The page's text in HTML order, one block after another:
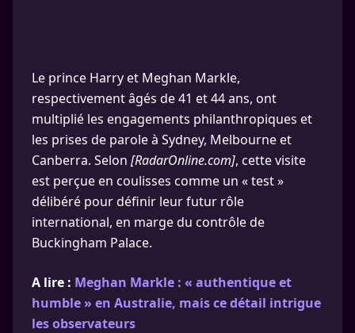
Le prince Harry et Meghan Markle,
respectivement âgés de 41 et 44 ans, ont
multiplié les engagements philanthropiques et
les prises de parole à Sydney, Melbourne et
Canberra. Selon [RadarOnline.com], cette visite
est perçue en coulisses comme un « test »
délibéré pour définir leur futur rôle
international, en marge du contrôle de
Buckingham Palace.
A lire : Meghan Markle : « authentique et
humble » en Australie, mais ce détail intrigue
les observateurs